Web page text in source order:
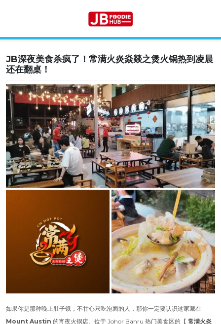
Skip
to
content
JB深夜美食杀疯了！常满火炎焱燚之煲火锅热到凌晨
还在翻桌！
如果你是那种晚上肚子饿，不甘心只吃泡面的人，那你一定要认识这家藏在
Mount Austin 的宵夜火锅店。位于 Johor Bahru 热门美食区的【 常满火炎